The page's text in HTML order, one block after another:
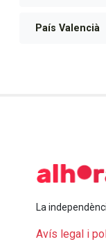
País Valencià
La
Avís legal i